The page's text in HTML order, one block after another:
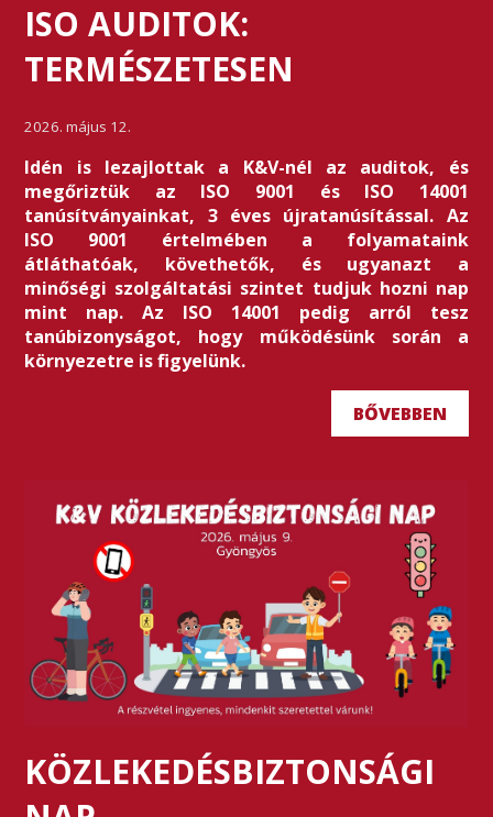
ISO AUDITOK:
TERMÉSZETESEN
2026. május 12.
Idén is lezajlottak a K&V-nél az auditok, és
megőriztük az ISO 9001 és ISO 14001
tanúsítványainkat, 3 éves újratanúsítással. Az
ISO 9001 értelmében a folyamataink
átláthatóak, követhetők, és ugyanazt a
minőségi szolgáltatási szintet tudjuk hozni nap
mint nap. Az ISO 14001 pedig arról tesz
tanúbizonyságot, hogy működésünk során a
környezetre is figyelünk.
BŐVEBBEN
KÖZLEKEDÉSBIZTONSÁGI